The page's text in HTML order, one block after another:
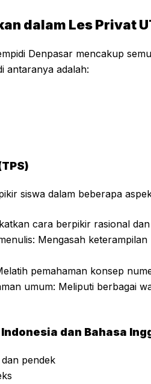
dalam Les Privat
Denpasar mencakup
antaranya adalah:
siswa dalam beberapa
cara berpikir rasional
Mengasah
pemahaman konsep
umum: Meliputi berbagai
dan Bahasa
pendek